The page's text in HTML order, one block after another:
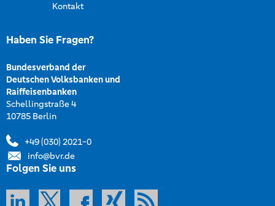
Kontakt
Haben Sie Fragen?
Bundesverband der
Deutschen Volksbanken und
Raiffeisenbanken
Schellingstraße 4
10785 Berlin
+49 (030) 2021-0
info@bvr.de
Folgen Sie uns